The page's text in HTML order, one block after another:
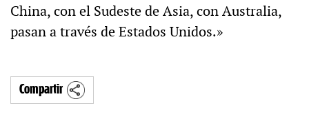
China, con el Sudeste de Asia, con Australia,
pasan a través de Estados Unidos.»
Compartir